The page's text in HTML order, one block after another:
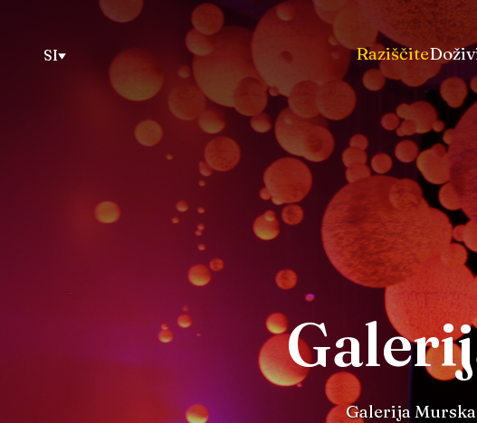
SI Raziščite
Galerija